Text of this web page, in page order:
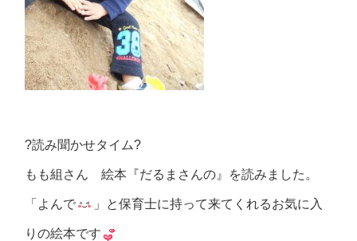
?読み聞かせタイム?
もも組さん 絵本『だるまさんの』を読みました。
「よんで 」と保育士に持って来てくれるお気に入
りの絵本です